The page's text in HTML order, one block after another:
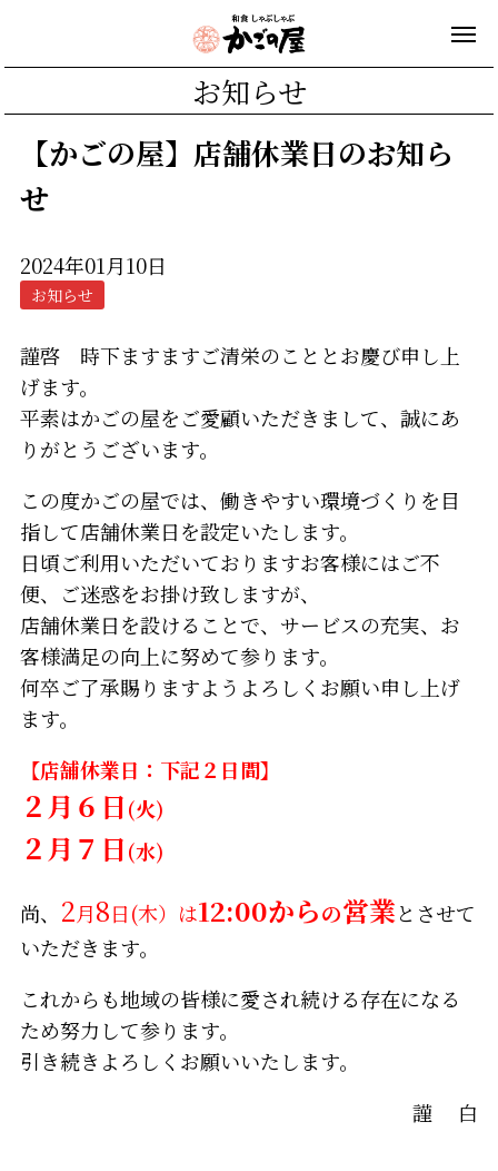
お知らせ
【かごの屋】店舗休業日のお知ら
せ
2024年01月10日
お知らせ
謹啓 時下ますますご清栄のこととお慶び申し上
げます。
平素はかごの屋をご愛顧いただきまして、誠にあ
りがとうございます。
この度かごの屋では、働きやすい環境づくりを目
指して店舗休業日を設定いたします。
日頃ご利用いただいておりますお客様にはご不
便、ご迷惑をお掛け致しますが、
店舗休業日を設けることで、サービスの充実、お
客様満足の向上に努めて参ります。
何卒ご了承賜りますようよろしくお願い申し上げ
ます。
【店舗休業日：下記２日間】
２月６日(火)
２月７日(水)
尚、 2月8日(木）は12:00からの営業とさせて
いただきます。
これからも地域の皆様に愛され続ける存在になる
ため努力して参ります。
引き続きよろしくお願いいたします。
謹 白